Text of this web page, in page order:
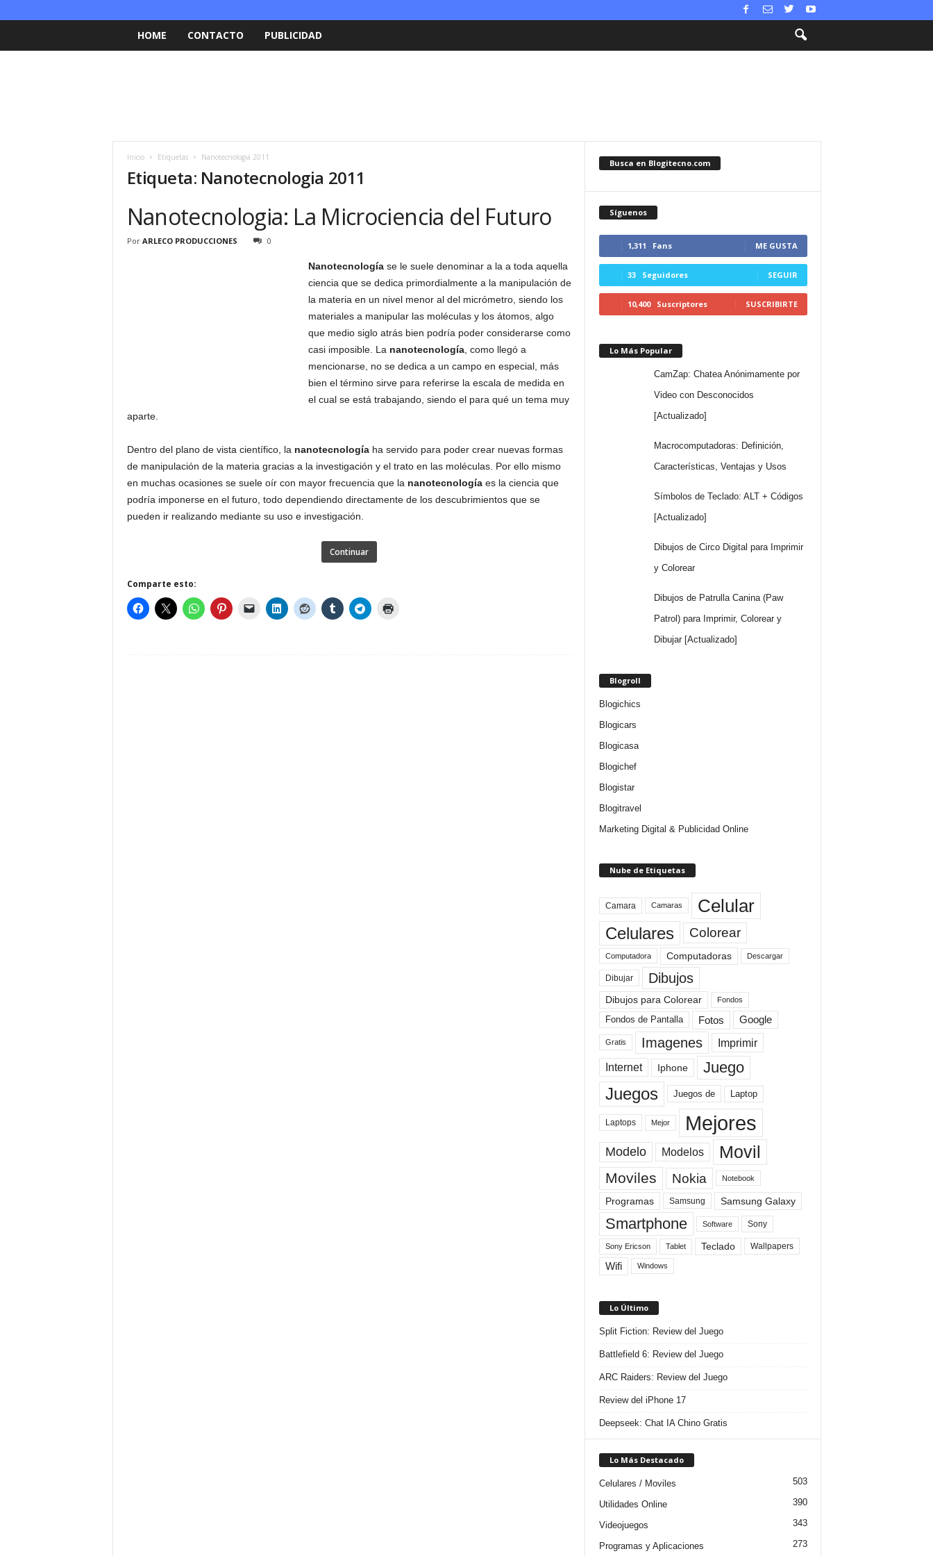
HOME CONTACTO PUBLICIDAD
Inicio Etiquetas Nanotecnologia 2011
Etiqueta: Nanotecnologia 2011
Nanotecnologia: La Microciencia del Futuro
Por ARLECO PRODUCCIONES 0
Nanotecnologíase le suele denominar a la a toda aquella
ciencia que se dedica primordialmente a la manipulación de
la materia en un nivel menor al del micrómetro, siendo los
materiales a manipular las moléculas y los átomos, algo
que medio siglo atrás bien podría poder considerarse como
casi imposible. La nanotecnología, como llegó a
mencionarse, no se dedica a un campo en especial, más
bien el término sirve para referirse la escala de medida en
el cual se está trabajando, siendo el para qué un tema muy
aparte.
Dentro del plano de vista científico, la nanotecnologíaha servido para poder crear nuevas formas
de manipulación de la materia gracias a la investigación y el trato en las moléculas. Por ello mismo
en muchas ocasiones se suele oír con mayor frecuencia que la nanotecnologíaes la ciencia que
podría imponerse en el futuro, todo dependiendo directamente de los descubrimientos que se
pueden ir realizando mediante su uso e investigación.
Continuar
Comparte esto:
Busca en Blogitecno.com
Síguenos
1,311 Fans ME GUSTA
33 Seguidores SEGUIR
10,400 Suscriptores SUSCRIBIRTE
Lo Más Popular
CamZap: Chatea Anónimamente por
Video con Desconocidos
[Actualizado]
Macrocomputadoras: Definición,
Características, Ventajas y Usos
Símbolos de Teclado: ALT + Códigos
[Actualizado]
Dibujos de Circo Digital para Imprimir
y Colorear
Dibujos de Patrulla Canina (Paw
Patrol) para Imprimir, Colorear y
Dibujar [Actualizado]
Blogroll
Blogichics
Blogicars
Blogicasa
Blogichef
Blogistar
Blogitravel
Marketing Digital & Publicidad Online
Nube de Etiquetas
Camara Camaras Celular
Celulares Colorear
Computadora Computadoras Descargar
Dibujar Dibujos
Dibujos para Colorear Fondos
Fondos de Pantalla Fotos Google
Gratis Imagenes Imprimir
Internet Iphone Juego
Juegos Juegos de Laptop
Laptops Mejor Mejores
Modelo Modelos Movil
Moviles Nokia Notebook
Programas Samsung Samsung Galaxy
Smartphone Software Sony
Sony Ericson Tablet Teclado Wallpapers
Wifi Windows
Lo Último
Split Fiction: Review del Juego
Battlefield 6: Review del Juego
ARC Raiders: Review del Juego
Review del iPhone 17
Deepseek: Chat IA Chino Gratis
Lo Más Destacado
Celulares / Moviles 503
Utilidades Online 390
Videojuegos 343
Programas y Aplicaciones 273